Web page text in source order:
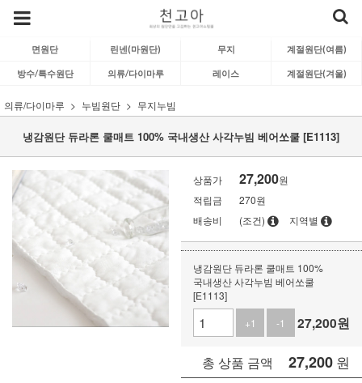
면원단 린넨(마원단) 무지 계절원단(여름)
방수/특수원단 의류/다이마루 레이스 계절원단(겨울)
의류/다이마루 누빔원단 무지누빔
냉감원단 듀라론 쿨매트 100% 국내생산 사각누빔 베어쏘쿨 [E1113]
상품가 27,200원
적립금
270원
배송비
(조건) 지역별
냉감원단 듀라론 쿨매트 100%
국내생산 사각누빔 베어쏘쿨
[E1113]
+1
-1 27,200원
총 상품 금액 27,200 원